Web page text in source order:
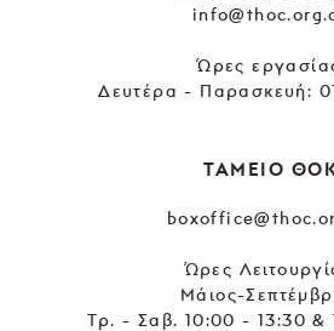
Ώρες
Δευτέρα - Παρασκευή:
ΤΑΜΕΙΟ
Ώρες
Μάιος-
Τρ. - Σαβ. 10:00 - 13:30 &